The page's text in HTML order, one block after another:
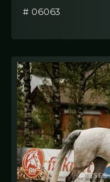
# 06063